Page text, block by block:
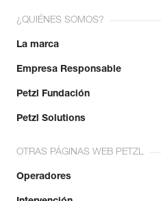
¿QUIÉNES SOMOS?
La marca
Empresa Responsable
Petzl Fundación
Petzl Solutions
OTRAS PÁGINAS WEB PETZL
Operadores